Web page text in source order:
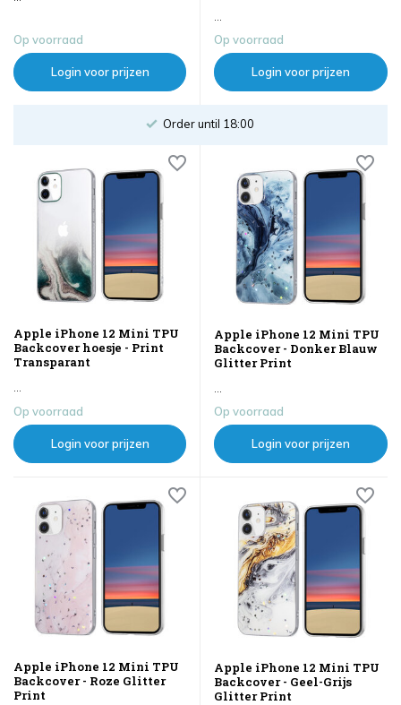
Op voorraad
Login voor prijzen
Op voorraad
Login voor prijzen
Order until 18:00
Apple iPhone 12 Mini TPU
Backcover hoesje - Print
Transparant
...
Op voorraad
Login voor prijzen
Apple iPhone 12 Mini TPU
Backcover - Donker Blauw
Glitter Print
...
Op voorraad
Login voor prijzen
Apple iPhone 12 Mini TPU
Backcover - Roze Glitter
Print
Apple iPhone 12 Mini TPU
Backcover - Geel-Grijs
Glitter Print